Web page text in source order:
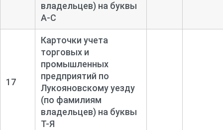
владельцев) на буквы
А-С
17
Карточки учета
торговых и
промышленных
предприятий по
Лукояновскому уезду
(по фамилиям
владельцев) на буквы
Т-Я